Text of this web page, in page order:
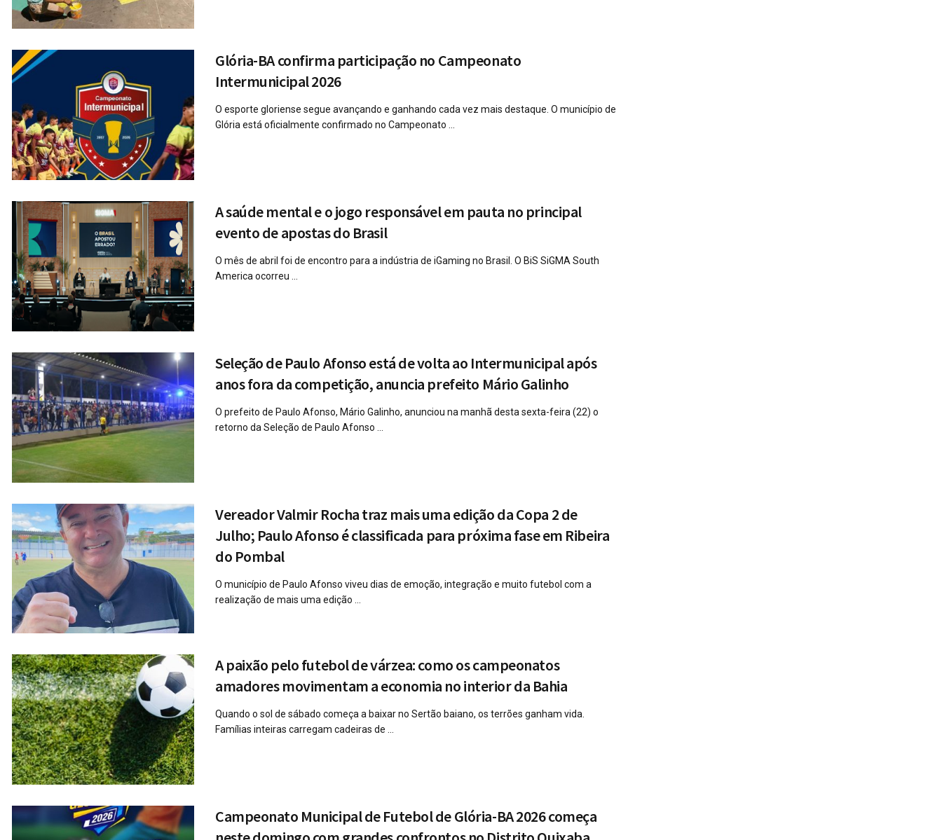
Glória-BA confirma participação no Campeonato
Intermunicipal 2026
O esporte gloriense segue avançando e ganhando cada vez mais destaque. O município de
Glória está oficialmente confirmado no Campeonato ...
A saúde mental e o jogo responsável em pauta no principal
evento de apostas do Brasil
O mês de abril foi de encontro para a indústria de iGaming no Brasil. O BiS SiGMA South
America ocorreu ...
Seleção de Paulo Afonso está de volta ao Intermunicipal após
anos fora da competição, anuncia prefeito Mário Galinho
O prefeito de Paulo Afonso, Mário Galinho, anunciou na manhã desta sexta-feira (22) o
retorno da Seleção de Paulo Afonso ...
Vereador Valmir Rocha traz mais uma edição da Copa 2 de
Julho; Paulo Afonso é classificada para próxima fase em Ribeira
do Pombal
O município de Paulo Afonso viveu dias de emoção, integração e muito futebol com a
realização de mais uma edição ...
A paixão pelo futebol de várzea: como os campeonatos
amadores movimentam a economia no interior da Bahia
Quando o sol de sábado começa a baixar no Sertão baiano, os terrões ganham vida.
Famílias inteiras carregam cadeiras de ...
Campeonato Municipal de Futebol de Glória-BA 2026 começa